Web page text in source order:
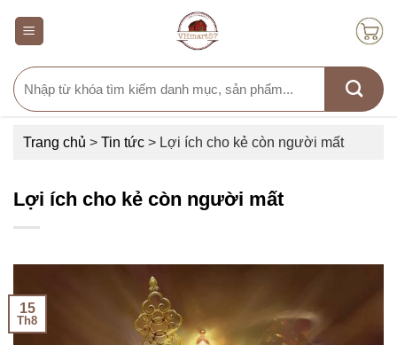
Search
for:
Trang chủ > Tin tức > Lợi ích cho kẻ còn người mất
Lợi ích cho kẻ còn người mất
15
Th8